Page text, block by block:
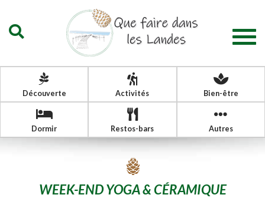
Découverte Activités Bien-être
Dormir Restos-bars Autres
WEEK-END YOGA & CÉRAMIQUE